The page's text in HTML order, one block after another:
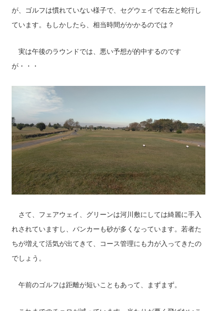
が、ゴルフは慣れていない様子で、セグウェイで右左と蛇行し
ています。もしかしたら、相当時間がかかるのでは？
実は午後のラウンドでは、悪い予想が的中するのです
が・・・
さて、フェアウェイ、グリーンは河川敷にしては綺麗に手入
れされていますし、バンカーも砂が多くなっています。若者た
ちが増えて活気が出てきて、コース管理にも力が入ってきたの
でしょう。
午前のゴルフは距離が短いこともあって、まずまず。